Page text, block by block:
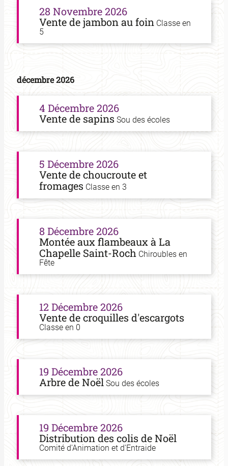
28 Novembre 2026
Vente de jambon au foin Classe en
5
décembre 2026
4 Décembre 2026
Vente de sapins Sou des écoles
5 Décembre 2026
Vente de choucroute et
fromages Classe en 3
8 Décembre 2026
Montée aux flambeaux à La
Chapelle Saint-Roch Chiroubles en
Fête
12 Décembre 2026
Vente de croquilles d'escargots
Classe en 0
19 Décembre 2026
Arbre de Noël Sou des écoles
19 Décembre 2026
Distribution des colis de Noël
Comité d'Animation et d'Entraide